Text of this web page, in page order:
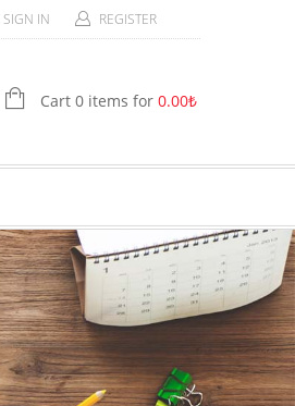
SIGN IN REGISTER
Cart 0 items for 0.00₺